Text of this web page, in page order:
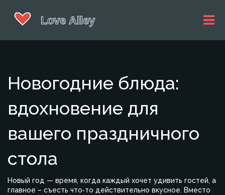
Новогодние блюда:
вдохновение для
вашего праздничного
стола
Новый год — время, когда каждый хочет удивить гостей, а
главное – съесть что‑то действительно вкусное. Вместо